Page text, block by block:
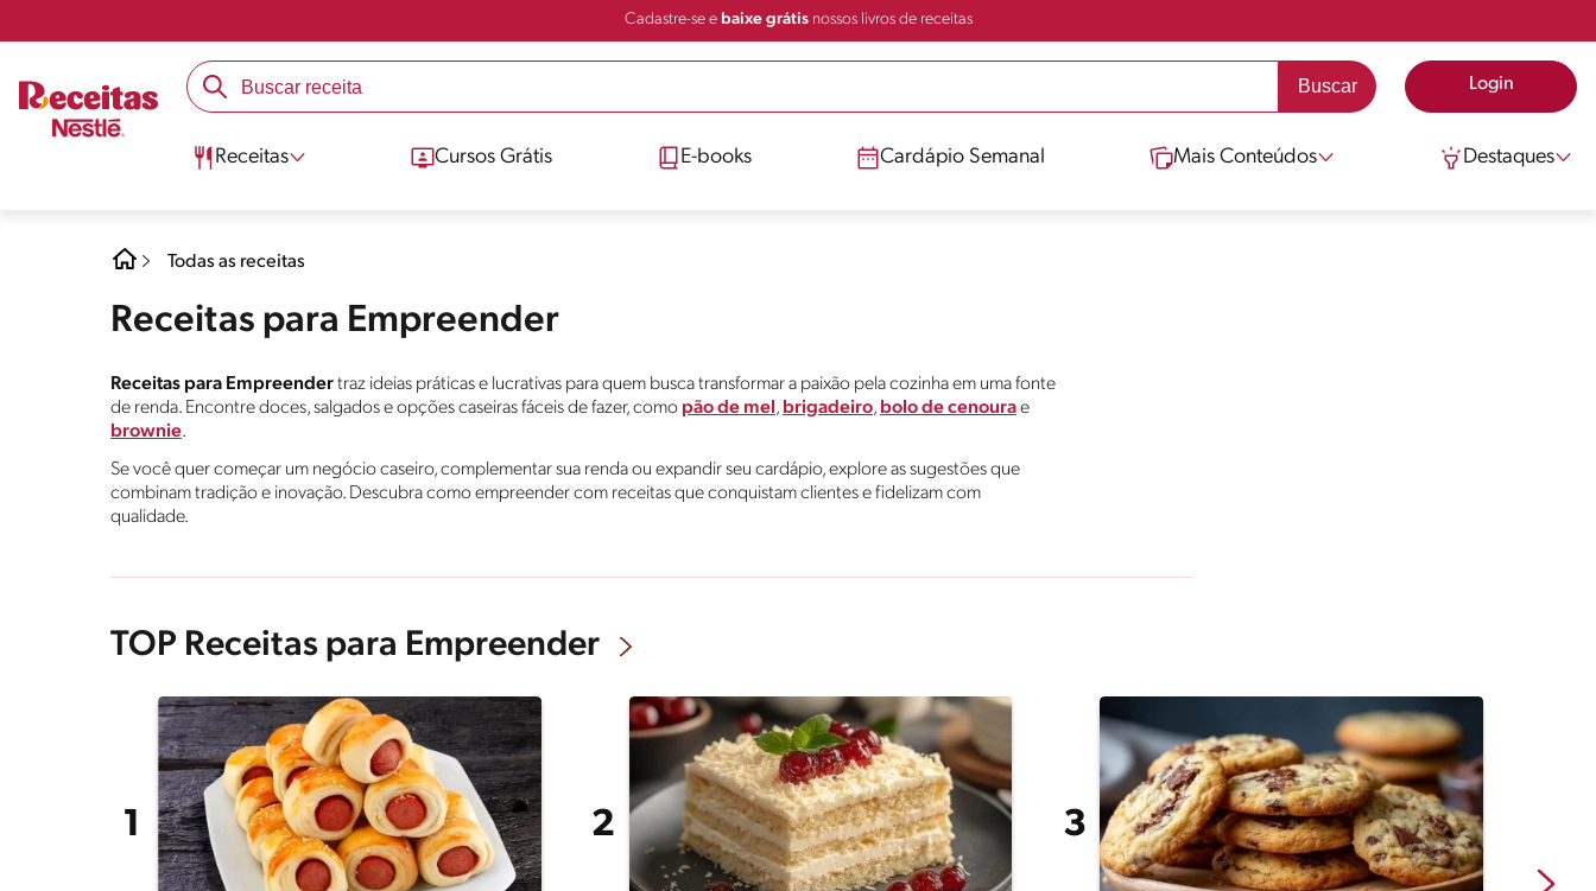
Cadastre-se e baixe grátisnossos livros de receitas
Login
Receitas Cursos Grátis E-books Cardápio Semanal Mais Conteúdos Destaques
Todas as receitas
Receitas para Empreender
Receitas para Empreendertraz ideias práticas e lucrativas para quem busca transformar a paixão pela cozinha em uma fonte
de renda. Encontre doces, salgados e opções caseiras fáceis de fazer, como pão de mel , brigadeiro, bolo de cenourae
brownie.
Se você quer começar um negócio caseiro, complementar sua renda ou expandir seu cardápio, explore as sugestões que
combinam tradição e inovação. Descubra como empreender com receitas que conquistam clientes e fidelizam com
qualidade.
TOP Receitas para Empreender